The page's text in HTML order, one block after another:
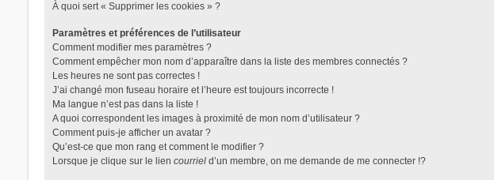
À quoi sert « Supprimer les cookies » ?
Paramètres et préférences de l’utilisateur
Comment modifier mes paramètres ?
Comment empêcher mon nom d’apparaître dans la liste des membres connectés ?
Les heures ne sont pas correctes !
J’ai changé mon fuseau horaire et l’heure est toujours incorrecte !
Ma langue n’est pas dans la liste !
A quoi correspondent les images à proximité de mon nom d’utilisateur ?
Comment puis-je afficher un avatar ?
Qu’est-ce que mon rang et comment le modifier ?
Lorsque je clique sur le lien courrield’un membre, on me demande de me connecter !?